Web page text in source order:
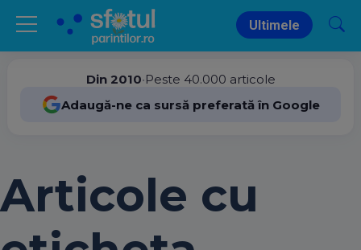
Ultimele
Din 2010•Peste 40.000 articole
Adaugă-ne ca sursă preferată în Google
Articole cu